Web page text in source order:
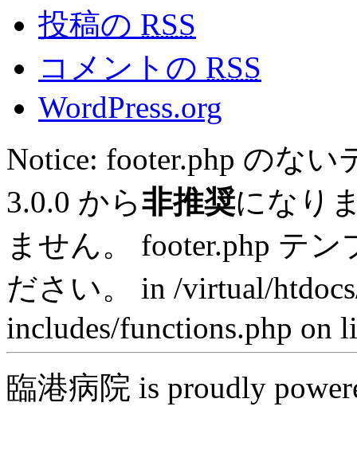
投稿の RSS
コメントの RSS
WordPress.org
Notice: footer.php のな
3.0.0 から非推奨になり
ません。 footer.php テ
ださい。 in /virtual/
includes/functions.php on
臨港病院 is proudly